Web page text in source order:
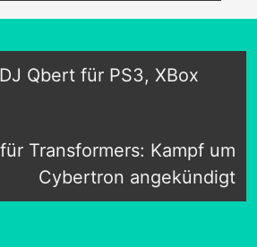
Qbert für PS3, XBox
Transformers: Kampf um
Cybertron angekündigt